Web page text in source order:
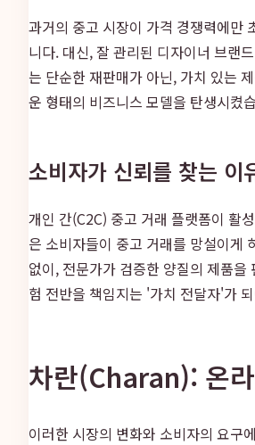
과거의 중고 시장이 가격 경쟁력에만
니다. 대신, 잘 관리된 디자이너 브랜
는 단순한 재판매가 아닌, 가치 있는
운 형태의 비즈니스 모델을 탄생시켰
소비자가 신뢰를 찾는 이
개인 간(C2C) 중고 거래 플랫폼이 활
은 소비자들이 중고 거래를 망설이게
없이, 전문가가 검증한 양질의 제품
험 전반을 책임지는 '가치 전달자'가
차란(Charan): 온
이러한 시장의 변화와 소비자의 요구